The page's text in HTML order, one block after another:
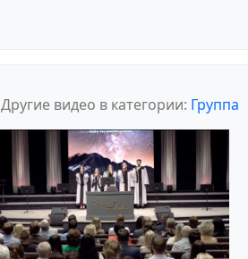
Другие видео в категории: Группа